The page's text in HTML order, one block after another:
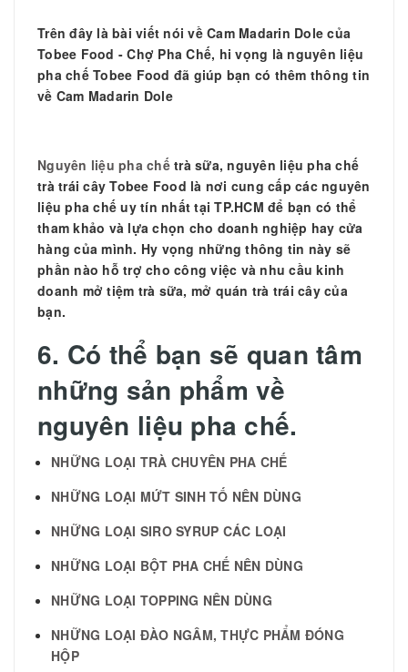
Trên đây là bài viết nói về Cam Madarin Dole của
Tobee Food - Chợ Pha Chế, hi vọng là nguyên liệu
pha chế Tobee Food đã giúp bạn có thêm thông tin
về Cam Madarin Dole
Nguyên liệu pha chếtrà sữa, nguyên liệu pha chế
trà trái cây Tobee Food là nơi cung cấp các nguyên
liệu pha chế uy tín nhất tại TP.HCM để bạn có thể
tham khảo và lựa chọn cho doanh nghiệp hay cửa
hàng của mình. Hy vọng những thông tin này sẽ
phần nào hỗ trợ cho công việc và nhu cầu kinh
doanh mở tiệm trà sữa, mở quán trà trái cây của
bạn.
6. Có thể bạn sẽ quan tâm
những sản phẩm về
nguyên liệu pha chế.
NHỮNG LOẠI TRÀ CHUYÊN PHA CHẾ
NHỮNG LOẠI MỨT SINH TỐ NÊN DÙNG
NHỮNG LOẠI SIRO SYRUP CÁC LOẠI
NHỮNG LOẠI BỘT PHA CHẾ NÊN DÙNG
NHỮNG LOẠI TOPPING NÊN DÙNG
NHỮNG LOẠI ĐÀO NGÂM, THỰC PHẨM ĐÓNG
HỘP